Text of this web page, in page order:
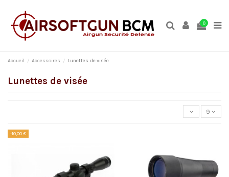
0
Accueil Accessoires Lunettes de visée
Lunettes de visée
9
-10,00 €